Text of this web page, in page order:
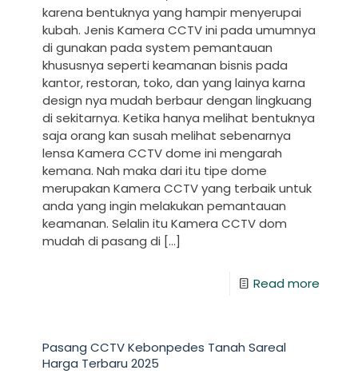
karena bentuknya yang hampir menyerupai
kubah. Jenis Kamera CCTV ini pada umumnya
di gunakan pada system pemantauan
khususnya seperti keamanan bisnis pada
kantor, restoran, toko, dan yang lainya karna
design nya mudah berbaur dengan lingkuang
di sekitarnya. Ketika hanya melihat bentuknya
saja orang kan susah melihat sebenarnya
lensa Kamera CCTV dome ini mengarah
kemana. Nah maka dari itu tipe dome
merupakan Kamera CCTV yang terbaik untuk
anda yang ingin melakukan pemantauan
keamanan. Selalin itu Kamera CCTV dom
mudah di pasang di […]
Read more
Pasang CCTV Kebonpedes Tanah Sareal
Harga Terbaru 2025